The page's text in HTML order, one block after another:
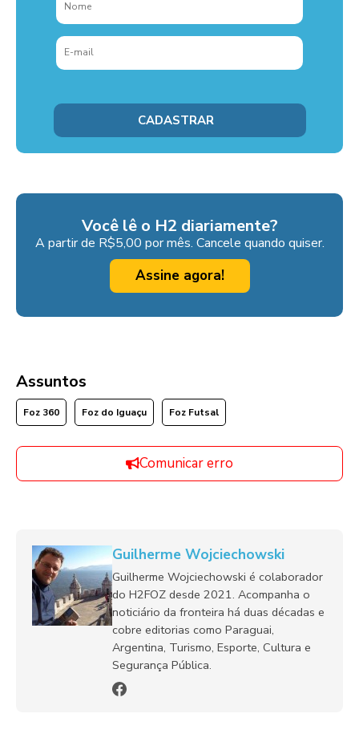
Você lê o H2 diariamente?
A partir de R$5,00 por mês. Cancele quando quiser.
Assine agora!
Assuntos
Foz 360 Foz do Iguaçu Foz Futsal
Comunicar erro
Guilherme Wojciechowski
Guilherme Wojciechowski é colaborador
do H2FOZ desde 2021. Acompanha o
noticiário da fronteira há duas décadas e
cobre editorias como Paraguai,
Argentina, Turismo, Esporte, Cultura e
Segurança Pública.